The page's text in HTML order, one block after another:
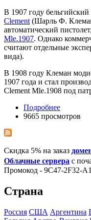
В 1907 году
Clement (Шарль Ф.
автоматический
Mle.1907. Однако
считают отдельные
вида).
В 1908 году Клеман
1907 года и стал
Clement Mle.1908 под
Подробнее
9665 просмотров
Скидка 5% на заказ
Облачные сервера с
Промокод - 9C47-2F32-
Страна
Росcия США Аргентина